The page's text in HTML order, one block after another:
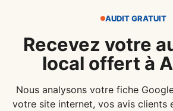
AUDIT GRATUIT
Recevez votre
local offert à
Nous analysons votre fiche
votre site internet, vos avis clients